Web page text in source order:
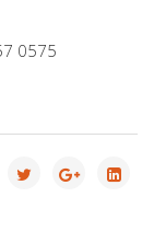
0575